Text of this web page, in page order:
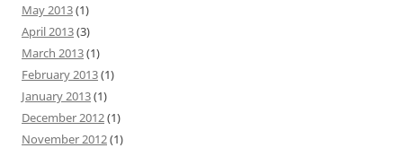
May 2013(1)
April 2013(3)
March 2013(1)
February 2013(1)
January 2013(1)
December 2012(1)
November 2012(1)